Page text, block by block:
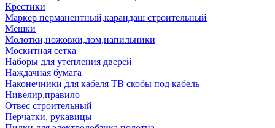
Крестики
Маркер перманентный,карандаш строительный
Мешки
Молотки,ножовки,лом,напильники
Москитная сетка
Наборы для утепления дверей
Наждачная бумага
Наконечники для кабеля ТВ скобы под кабель
Нивелир,правило
Отвес строительный
Перчатки, рукавицы